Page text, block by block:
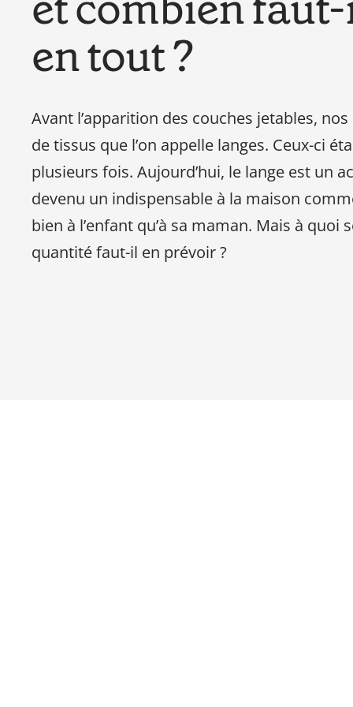
en tout ?
Avant l’apparition des couches jetables,
de tissus que l’on appelle langes. Ceux-ci
plusieurs fois. Aujourd’hui, le lange est un
devenu un indispensable à la maison
bien à l’enfant qu’à sa maman. Mais à quoi
quantité faut-il en prévoir ?